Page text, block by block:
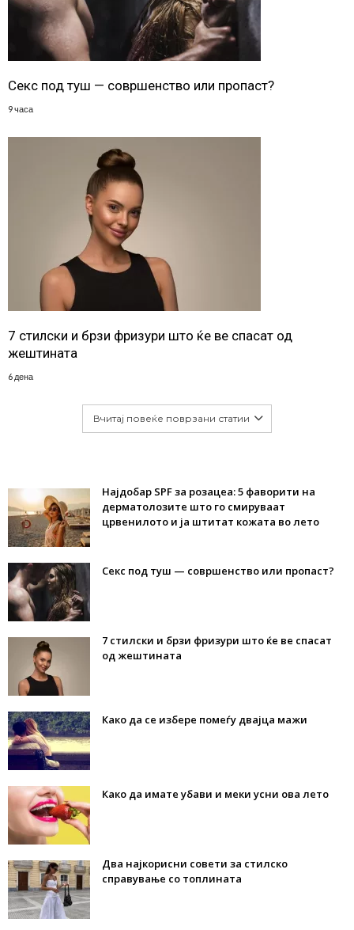
Секс под туш — совршенство или пропаст?
9 часа
7 стилски и брзи фризури што ќе ве спасат од
жештината
6 дена
Вчитај повеќе поврзани статии
Најдобар SPF за розацеа: 5 фаворити на
дерматолозите што го смируваат
црвенилото и ја штитат кожата во лето
Секс под туш — совршенство или пропаст?
7 стилски и брзи фризури што ќе ве спасат
од жештината
Како да се избере помеѓу двајца мажи
Како да имате убави и меки усни ова лето
Два најкорисни совети за стилско
справување со топлината